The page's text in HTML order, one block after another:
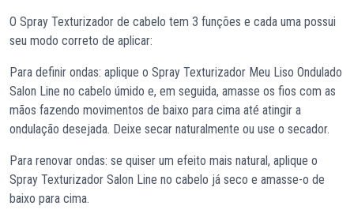
O Spray Texturizador de cabelo tem 3 funções e cada uma possui
seu modo correto de aplicar:
Para definir ondas: aplique o Spray Texturizador Meu Liso Ondulado
Salon Line no cabelo úmido e, em seguida, amasse os fios com as
mãos fazendo movimentos de baixo para cima até atingir a
ondulação desejada. Deixe secar naturalmente ou use o secador.
Para renovar ondas: se quiser um efeito mais natural, aplique o
Spray Texturizador Salon Line no cabelo já seco e amasse-o de
baixo para cima.